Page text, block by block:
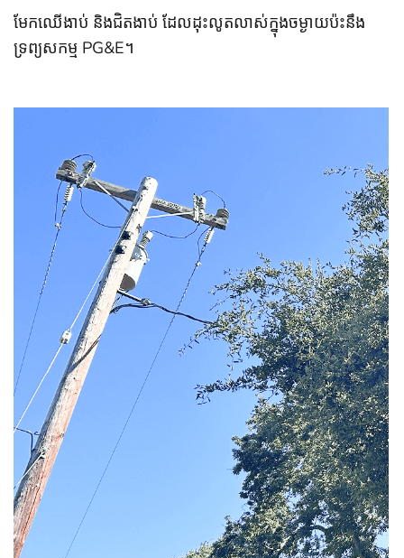
មែកឈើងាប់ និងជិតងាប់ ដែលដុះលូតលាស់ក្នុងចម្ងាយប៉ះនឹង
ទ្រព្យសកម្ម PG&E។